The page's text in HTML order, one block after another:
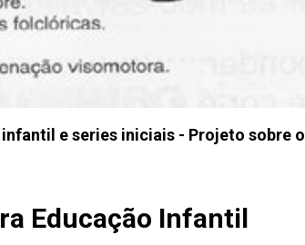
e series iniciais - Projeto sobre o
Educação Infantil